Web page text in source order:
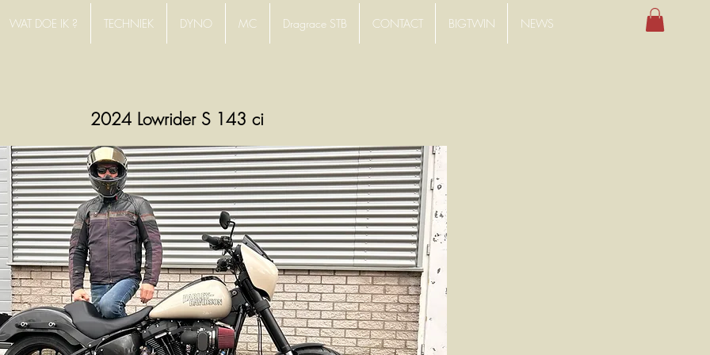
WAT DOE IK ? TECHNIEK DYNO MC Dragrace STB CONTACT BIGTWIN NEWS
2024 Lowrider S 143 ci